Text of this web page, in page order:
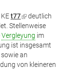
t77(Link
ist
extern)
deutlich
Stellenweise
Vergleyung im
ist insgesamt
an
von kleineren